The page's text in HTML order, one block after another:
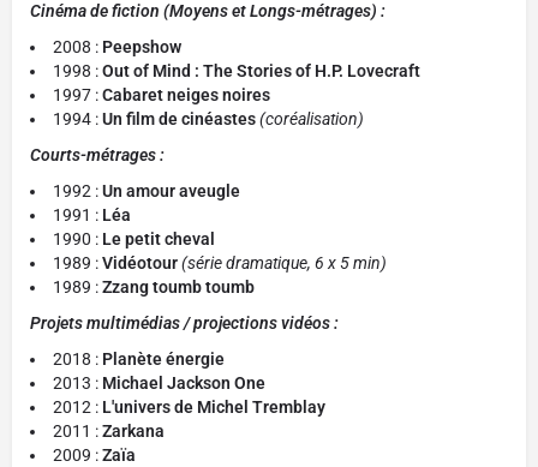
Cinéma de fiction (Moyens et Longs-métrages) :
2008 : Peepshow
1998 :Out of Mind : The Stories of H.P. Lovecraft
1997 :Cabaret neiges noires
1994 :Un film de cinéastes(coréalisation)
Courts-métrages :
1992 :Un amour aveugle
1991 : Léa
1990 : Le petit cheval
1989 :Vidéotour(série dramatique, 6 x 5 min)
1989 :Zzang toumb toumb
Projets multimédias / projections vidéos :
2018 : Planète énergie
2013 : Michael Jackson One
2012 : L'univers de Michel Tremblay
2011 :Zarkana
2009 :Zaïa